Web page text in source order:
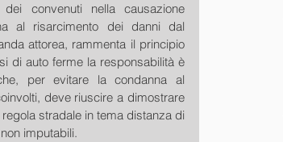
convenuti nella causazione
al risarcimento dei danni dal
attorea, rammenta il principio
di auto ferme la responsabilità è
per evitare la condanna al
deve riuscire a dimostrare
stradale in tema distanza di
imputabili.